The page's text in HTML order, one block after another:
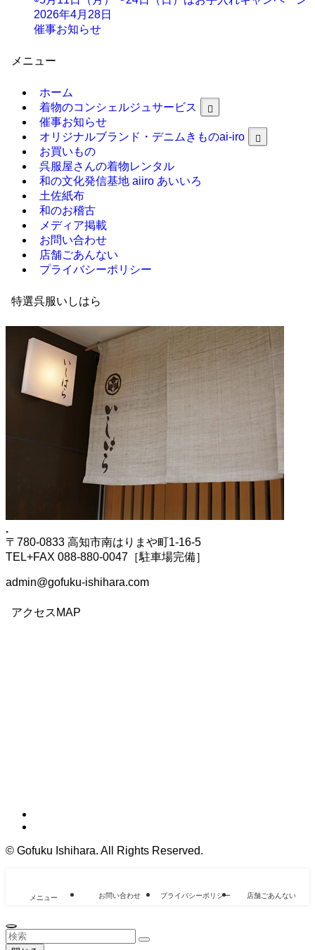
2026年4月28日
催事お知らせ
メニュー
ホーム
着物のコンシェルジュサービス
催事お知らせ
オリジナルブランド・デニムきものai-iro
お買いもの
呉服屋さんの着物レンタル
和の文化発信基地 aiiro あいいろ
土佐紙布
和のお稽古
メディア掲載
お問い合わせ
店舗ごあんない
プライバシーポリシー
特選呉服いしはら
.
〒780-0833 高知市南はりまや町1-16-5
TEL+FAX 088-880-0047［駐車場完備］
admin@gofuku-ishihara.com
アクセスMAP
© Gofuku Ishihara. All Rights Reserved.
メニュー お問い合わせ プライバシーポリシー 店舗ごあんない